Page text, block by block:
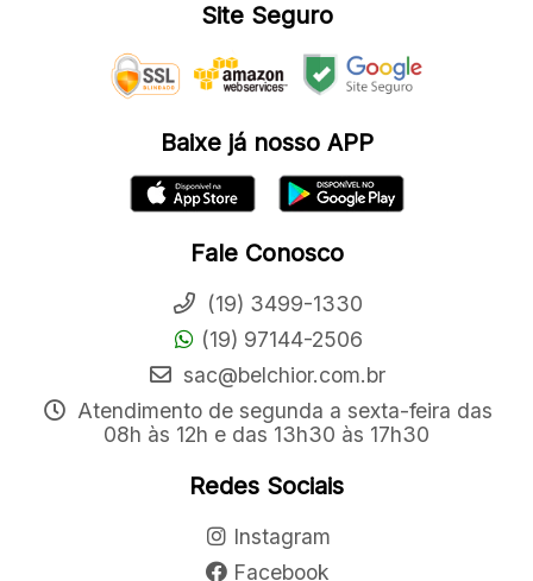
Site Seguro
Baixe já nosso APP
Fale Conosco
(19) 3499-1330
(19) 97144-2506
sac@belchior.com.br
Atendimento de segunda a sexta-feira das
08h às 12h e das 13h30 às 17h30
Redes Sociais
Instagram
Facebook